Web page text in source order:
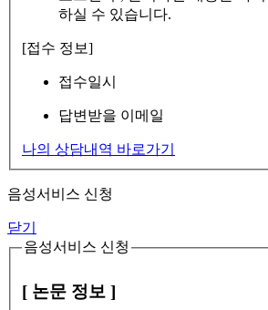
하실 수 있습니다.
[접수 정보]
접수일시
답변받을 이메일
나의 상담내역 바로가기
음성서비스 신청
닫기
음성서비스 신청
[ 논문 정보 ]